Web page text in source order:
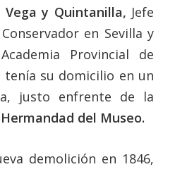
Vega y Quintanilla, Jefe
en Sevilla y
Provincial de
tenía su domicilio en un
justo enfrente de la
del Museo.
demolición en 1846,